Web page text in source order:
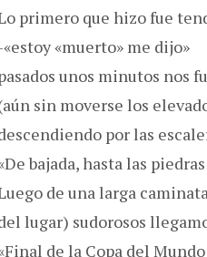
primero que hizo fue
«muerto» me dijo»
unos minutos nos
sin moverse los
por las
bajada, hasta las
de una larga
lugar) sudorosos
de la Copa del Mundo